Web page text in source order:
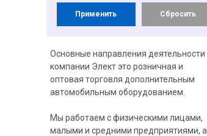
Основные направления деятельности
компании Элект это розничная и
оптовая торговля дополнительным
автомобильным оборудованием.
Мы работаем с физическими лицами,
малыми и средними предприятиями, а